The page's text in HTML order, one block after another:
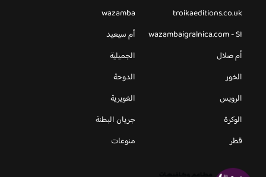
troikaeditions.co.uk
wazamba
wazambaigralnica.com - SI
أم سيعيد
أم صلال
الجميلية
الخور
الدوحة
الرويس
الغويرية
الوكرة
جريان البطنة
قطر
منوعات